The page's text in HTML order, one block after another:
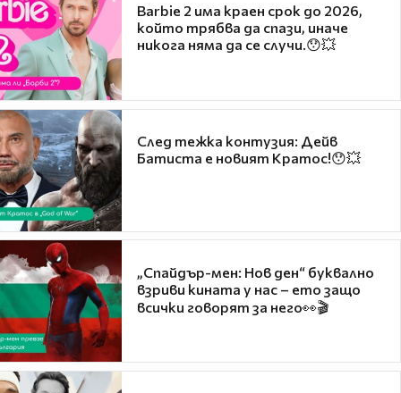
Barbie 2 има краен срок до 2026,
който трябва да спази, иначе
никога няма да се случи.😯💥
След тежка контузия: Дейв
Батиста е новият Кратос!😯💥
„Спайдър-мен: Нов ден“ буквално
взриви кината у нас – ето защо
всички говорят за него👀🎬